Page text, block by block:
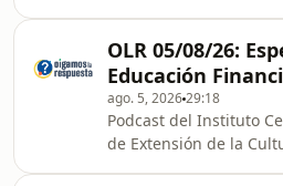
la leche cuando se está
amamantando? 3. ¿Cómo controlar al
murciélago frutero
a la casa por las noches? 4
el Amazonas lugares
el hombre no ha podido
OLR 05/08/26:
Educación
ago. 5, 202629:18
Podcast del Instituto
de Extensión de la